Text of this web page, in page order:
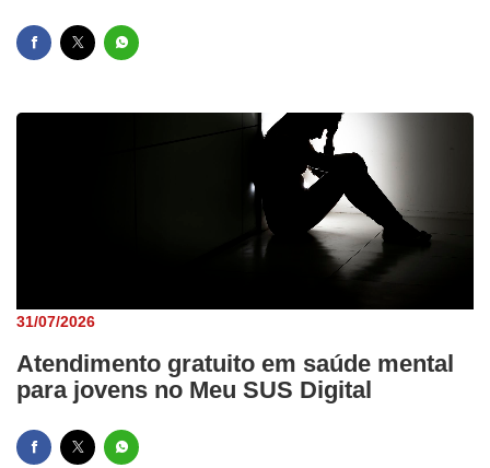
31/07/2026
Atendimento gratuito em saúde mental
para jovens no Meu SUS Digital